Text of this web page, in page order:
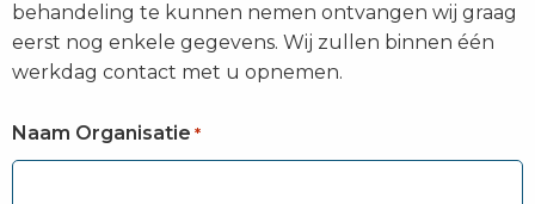
behandeling te kunnen nemen ontvangen wij graag
eerst nog enkele gegevens. Wij zullen binnen één
werkdag contact met u opnemen.
Naam Organisatie *